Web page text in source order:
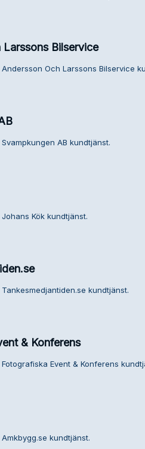
Bilservice
Och Larssons Bilservice
AB kundtjänst.
Kök kundtjänst.
kundtjänst.
& Konferens
Event & Konferens
kundtjänst.